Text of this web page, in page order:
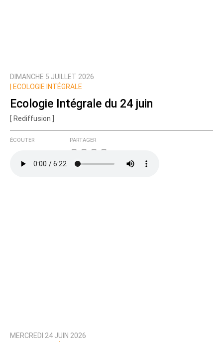
Prévenez-moi de tous les nouveaux commentaires
DIMANCHE 5 JUILLET 2026
ECOLOGIE INTÉGRALE
Ecologie Intégrale du 24 juin
[ Rediffusion ]
ÉCOUTER PARTAGER
MERCREDI 24 JUIN 2026